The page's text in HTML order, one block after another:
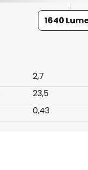
1640
2,7
23,5
0,43